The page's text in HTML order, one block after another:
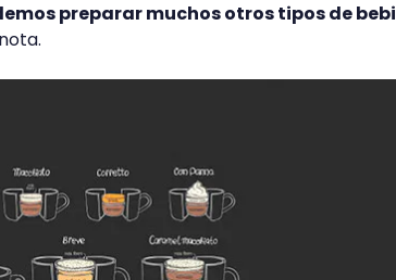
preparar muchos otros tipos de